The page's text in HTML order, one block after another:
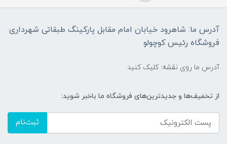
آدرس ما: شاهرود خیابان امام مقابل پارکینگ طبقاتی شهرداری
فروشگاه رئیس کوچولو
آدرس ما روی نقشه: کلیک کنید
از تخفیف‌ها و جدیدترین‌های فروشگاه ما باخبر شوید:
ثبت‌نام